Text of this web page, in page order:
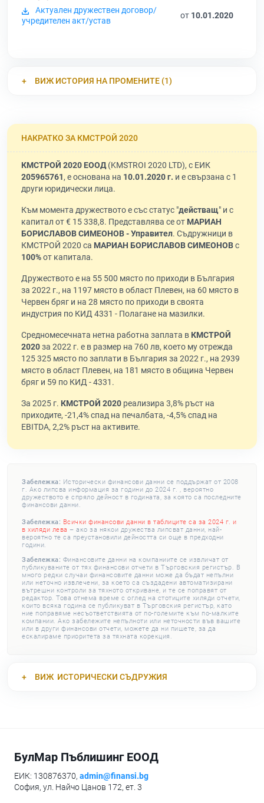
Актуален дружествен договор/
учредителен акт/устав
от 10.01.2020
ВИЖ ИСТОРИЯ НА ПРОМЕНИТЕ (1)
НАКРАТКО ЗА КМСТРОЙ 2020
КМСТРОЙ 2020 ЕООД(KMSTROI 2020 LTD), с ЕИК
205965761, е основана на 10.01.2020 г. и е свързана с 1
други юридически лица.
Към момента дружеството е със статус "действащ" и с
капитал от € 15 338,8. Представлява се от МАРИАН
БОРИСЛАВОВ СИМЕОНОВ - Управител. Съдружници в
КМСТРОЙ 2020 са МАРИАН БОРИСЛАВОВ СИМЕОНОВс
100%от капитала.
Дружеството е на 55 500 място по приходи в България
за 2022 г., на 1197 място в област Плевен, на 60 място в
Червен бряг и на 28 място по приходи в своята
индустрия по КИД 4331 - Полагане на мазилки.
Средномесечната нетна работна заплата в КМСТРОЙ
2020за 2022 г. е в размер на 760 лв, което му отрежда
125 325 място по заплати в България за 2022 г., на 2939
място в област Плевен, на 181 място в община Червен
бряг и 59 по КИД - 4331.
За 2025 г. КМСТРОЙ 2020 реализира 3,8% ръст на
приходите, -21,4% спад на печалбата, -4,5% спад на
EBITDA, 2,2% ръст на активите.
Забележка: Исторически финансови данни се поддържат от 2008
г. Ако липсва информация за години до 2024 г. , вероятно
дружеството е спряло дейност в годината, за която са последните
финансови данни.
Забележка: Всички финансови данни в таблиците са за 2024 г. и
в хиляди лева – ако за някои дружества липсват данни, най-
вероятно те са преустановили дейността си още в предходни
години.
Забележка: Финансовите данни на компаниите се извличат от
публикуваните от тях финансови отчети в Търговския регистър. В
много редки случаи финансовите данни може да бъдат непълни
или неточно извлечени, за което са създадени автоматизирани
вътрешни контроли за тяхното откриване, и те се поправят от
редактор. Това отнема време с оглед на стотиците хиляди отчети,
които всяка година се публикуват в Търговския регистър, като
ние поправяме несъответствията от по-големите към по-малките
компании. Ако забележите непълноти или неточности във вашите
или в други финансови отчети, можете да ни пишете, за да
ескалираме приоритета за тяхната корекция.
ВИЖ ИСТОРИЧЕСКИ СЪДРУЖИЯ
БулМар Пъблишинг ЕООД
ЕИК: 130876370, admin@finansi.bg
София, ул. Найчо Цанов 172, ет. 3